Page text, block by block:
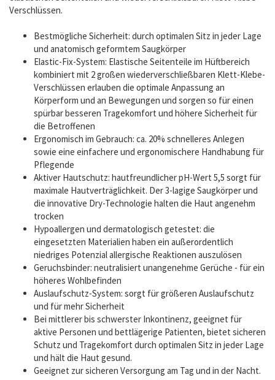
Verschlüssen.
Bestmögliche Sicherheit: durch optimalen Sitz in jeder Lage
und anatomisch geformtem Saugkörper
Elastic-Fix-System: Elastische Seitenteile im Hüftbereich
kombiniert mit 2 großen wiederverschließbaren Klett-Klebe-
Verschlüssen erlauben die optimale Anpassung an
Körperform und an Bewegungen und sorgen so für einen
spürbar besseren Tragekomfort und höhere Sicherheit für
die Betroffenen
Ergonomisch im Gebrauch: ca. 20% schnelleres Anlegen
sowie eine einfachere und ergonomischere Handhabung für
Pflegende
Aktiver Hautschutz: hautfreundlicher pH-Wert 5,5 sorgt für
maximale Hautverträglichkeit. Der 3-lagige Saugkörper und
die innovative Dry-Technologie halten die Haut angenehm
trocken
Hypoallergen und dermatologisch getestet: die
eingesetzten Materialien haben ein außerordentlich
niedriges Potenzial allergische Reaktionen auszulösen
Geruchsbinder: neutralisiert unangenehme Gerüche - für ein
höheres Wohlbefinden
Auslaufschutz-System: sorgt für größeren Auslaufschutz
und für mehr Sicherheit
Bei mittlerer bis schwerster Inkontinenz, geeignet für
aktive Personen und bettlägerige Patienten, bietet sicheren
Schutz und Tragekomfort durch optimalen Sitz in jeder Lage
und hält die Haut gesund.
Geeignet zur sicheren Versorgung am Tag und in der Nacht.